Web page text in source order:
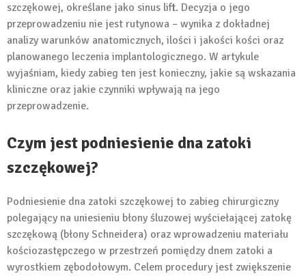
szczękowej, określane jako sinus lift. Decyzja o jego
przeprowadzeniu nie jest rutynowa – wynika z dokładnej
analizy warunków anatomicznych, ilości i jakości kości oraz
planowanego leczenia implantologicznego. W artykule
wyjaśniam, kiedy zabieg ten jest konieczny, jakie są wskazania
kliniczne oraz jakie czynniki wpływają na jego
przeprowadzenie.
Czym jest podniesienie dna zatoki
szczękowej?
Podniesienie dna zatoki szczękowej to zabieg chirurgiczny
polegający na uniesieniu błony śluzowej wyściełającej zatokę
szczękową (błony Schneidera) oraz wprowadzeniu materiału
kościozastępczego w przestrzeń pomiędzy dnem zatoki a
wyrostkiem zębodołowym. Celem procedury jest zwiększenie